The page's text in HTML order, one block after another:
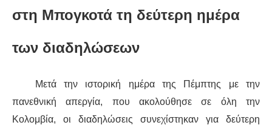
στη Μπογκοτά τη δεύτερη ημέρα
των διαδηλώσεων
Μετά την ιστορική ημέρα της Πέμπτης με την
πανεθνική απεργία, που ακολούθησε σε όλη την
Κολομβία, οι διαδηλώσεις συνεχίστηκαν για δεύτερη